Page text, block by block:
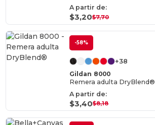
A partir de:
$3,20$7,70
-58%
+38
Gildan 8000
Remera adulta DryBlend®
A partir de:
$3,40$8,18